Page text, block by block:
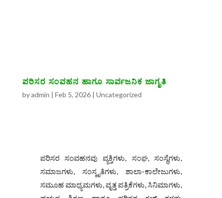
ಪರಿಸರ ಸಂವಹನ ಹಾಗೂ ಸಾರ್ವಜನಿಕ ಜಾಗೃತಿ
byadmin | Feb 5, 2026| Uncategorized
ಪರಿಸರ ಸಂವಹನವು ವ್ಯಕ್ತಿಗಳು, ಸಂಘ, ಸಂಸ್ಥೆಗಳು,
ಸಮಾಜಗಳು, ಸಂಸ್ಕೃತಿಗಳು, ಶಾಲಾ-ಕಾಲೇಜುಗಳು,
ಸಮೂಹ ಮಾಧ್ಯಮಗಳು, ವೃತ್ತ ಪತ್ರಿಕೆಗಳು, ಸಿನಿಮಾಗಳು,